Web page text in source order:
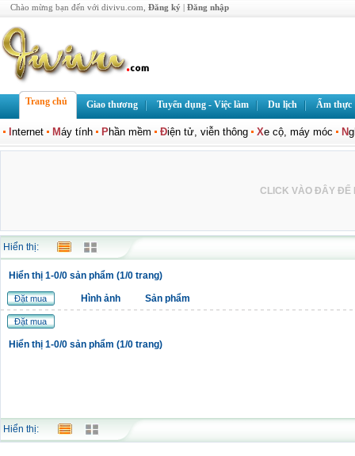
Chào mừng bạn đến với divivu.com, Đăng ký | Đăng nhập
Trang chủ Giao thương Tuyển dụng - Việc làm Du lịch Ẩm thực
nternet Máy tính Phần mềm Điện tử, viễn thông Xe cộ, máy móc N
CLICK VÀO ĐÂY ĐỂ
Hiển thị:
Hiển thị 1-0/0 sản phẩm (1/0 trang)
Đặt mua Hình ảnh Sản phẩm
Đặt mua
Hiển thị 1-0/0 sản phẩm (1/0 trang)
Hiển thị: